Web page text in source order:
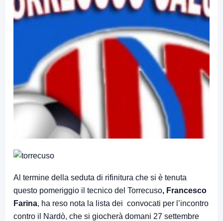
Al termine della seduta di rifinitura che si è tenuta
questo pomeriggio il tecnico del Torrecuso, Francesco
Farina, ha reso nota la lista dei convocati per l’incontro
contro il Nardò, che si giocherà domani 27 settembre